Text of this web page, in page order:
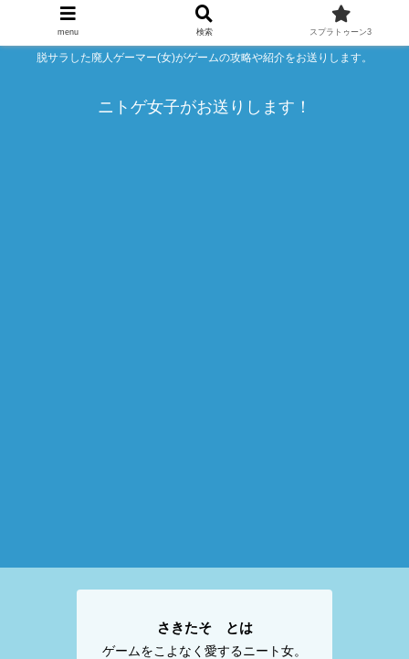
脱サラした廃人ゲーマー(女)がゲームの攻略や紹介をお送りします。
ニトゲ女子がお送りします！
さきたそ とは
ゲームをこよなく愛するニート女。
menu 検索 スプラトゥーン3